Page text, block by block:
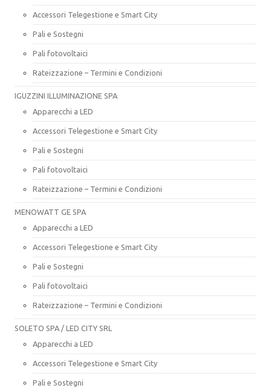
Accessori Telegestione e Smart City
Pali e Sostegni
Pali fotovoltaici
Rateizzazione – Termini e Condizioni
IGUZZINI ILLUMINAZIONE SPA
Apparecchi a LED
Accessori Telegestione e Smart City
Pali e Sostegni
Pali fotovoltaici
Rateizzazione – Termini e Condizioni
MENOWATT GE SPA
Apparecchi a LED
Accessori Telegestione e Smart City
Pali e Sostegni
Pali fotovoltaici
Rateizzazione – Termini e Condizioni
SOLETO SPA / LED CITY SRL
Apparecchi a LED
Accessori Telegestione e Smart City
Pali e Sostegni